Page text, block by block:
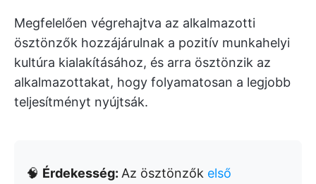
Megfelelően végrehajtva az alkalmazotti
ösztönzők hozzájárulnak a pozitív munkahelyi
kultúra kialakításához, és arra ösztönzik az
alkalmazottakat, hogy folyamatosan a legjobb
teljesítményt nyújtsák.
🧠 Érdekesség: Az ösztönzők első